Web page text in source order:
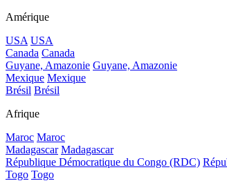
Amérique
USA USA
Canada Canada
Guyane, Amazonie Guyane, Amazonie
Mexique Mexique
Brésil Brésil
Afrique
Maroc Maroc
Madagascar Madagascar
République Démocratique du Congo (RDC)
Togo Togo